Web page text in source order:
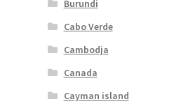
Burundi
Cabo Verde
Cambodja
Canada
Cayman island